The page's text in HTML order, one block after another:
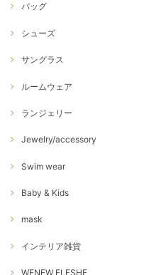
バッグ
シューズ
サングラス
ルームウェア
ランジェリー
Jewelry/accessory
Swim wear
Baby & Kids
mask
インテリア雑貨
WENEW ELESHE